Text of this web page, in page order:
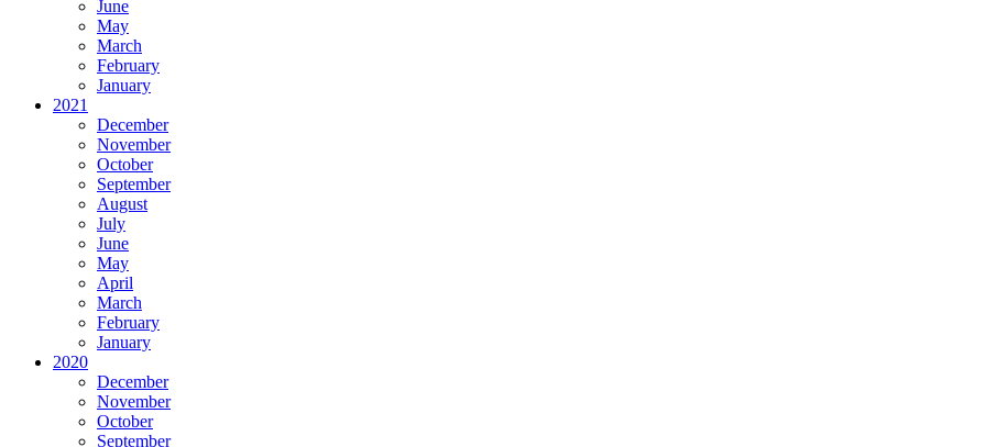
June
May
March
February
January
2021
December
November
October
September
August
July
June
May
April
March
February
January
2020
December
November
October
September